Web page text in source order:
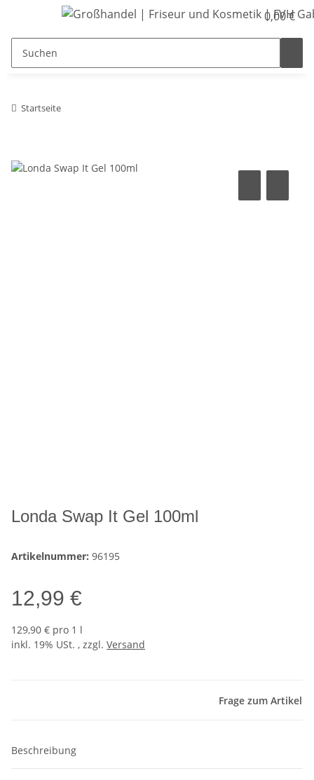
0,00 €
Startseite
Londa Swap It Gel 100ml
Artikelnummer: 96195
12,99 €
129,90 € pro 1 l
inkl. 19% USt. , zzgl. Versand
Frage zum Artikel
Beschreibung